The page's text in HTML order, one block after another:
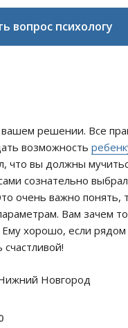
вопрос психологу
решении. Все
возможность
что вы должны
сознательно
очень важно понять,
Вам зачем
хорошо, если рядом
Новгород